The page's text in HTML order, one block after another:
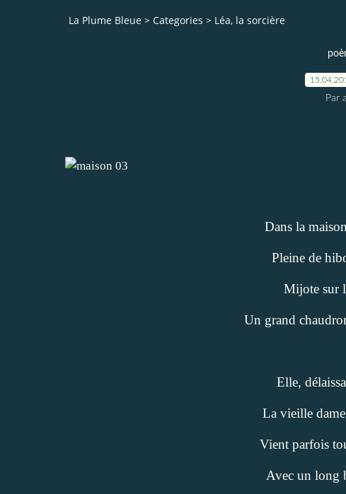
La Plume Bleue > Categories > Léa, la sorcière
Par
Dans la
Pleine de
Mijote sur
Un grand
Elle,
La vieille
Vient parfois
Avec un long